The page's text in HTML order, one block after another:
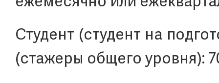
Студент (студент на
(стажеры общего уровня):